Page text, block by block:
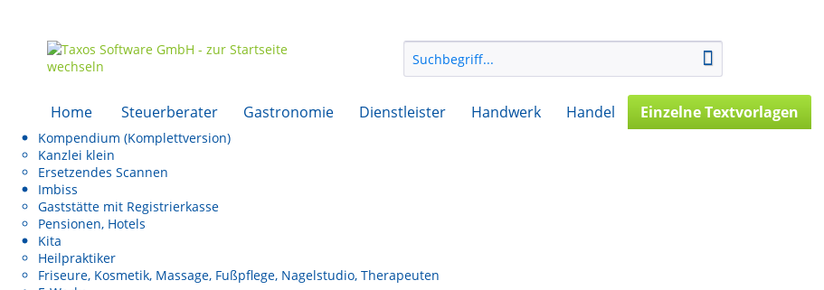
Home Steuerberater Gastronomie Dienstleister Handwerk Handel Einzelne Textvorlagen
Kompendium (Komplettversion)
Kanzlei klein
Ersetzendes Scannen
Imbiss
Gaststätte mit Registrierkasse
Pensionen, Hotels
Kita
Heilpraktiker
Friseure, Kosmetik, Massage, Fußpflege, Nagelstudio, Therapeuten